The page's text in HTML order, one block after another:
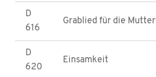
D
616
Grablied für die Mutter
D
620
Einsamkeit